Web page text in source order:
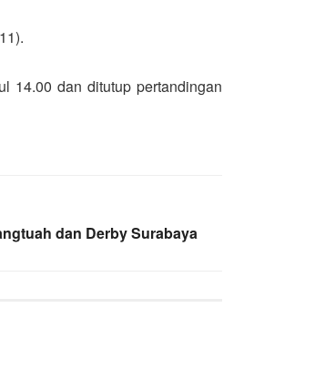
14.00 dan ditutup pertandingan
dan Derby Surabaya